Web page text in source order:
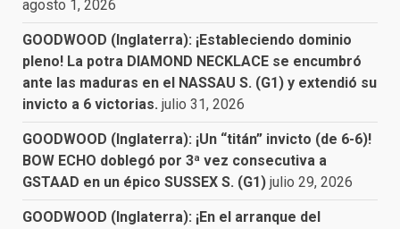
agosto 1, 2026
GOODWOOD (Inglaterra): ¡Estableciendo dominio
pleno! La potra DIAMOND NECKLACE se encumbró
ante las maduras en el NASSAU S. (G1) y extendió su
invicto a 6 victorias. julio 31, 2026
GOODWOOD (Inglaterra): ¡Un “titán” invicto (de 6-6)!
BOW ECHO doblegó por 3ª vez consecutiva a
GSTAAD en un épico SUSSEX S. (G1) julio 29, 2026
GOODWOOD (Inglaterra): ¡En el arranque del